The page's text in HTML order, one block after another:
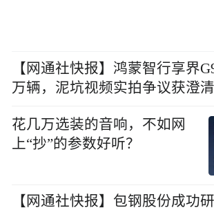
【网通社快报】鸿蒙智行享界
万辆，泥坑视频实拍争议获澄清
花几万选装的音响，不如网
上“抄”的参数好听？
【网通社快报】包钢股份成功